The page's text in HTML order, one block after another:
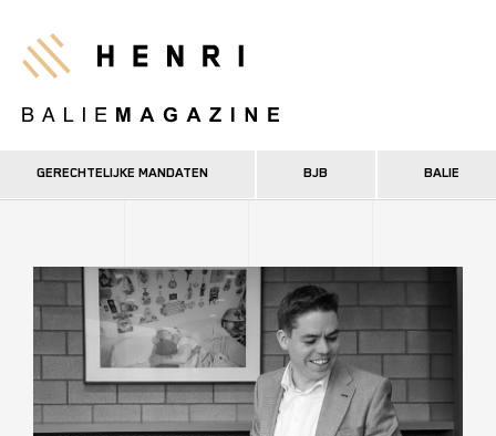
naar
inhoud
Henri
GERECHTELIJKE MANDATEN BJB BALIE